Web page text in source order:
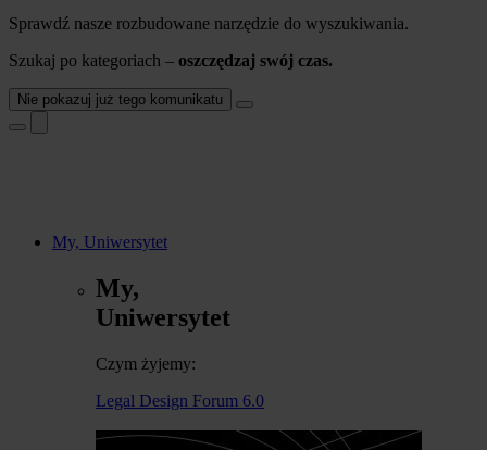
Sprawdź nasze rozbudowane narzędzie do wyszukiwania.
Szukaj po kategoriach – oszczędzaj swój czas.
Nie pokazuj już tego komunikatu
My, Uniwersytet
My,
Uniwersytet
Czym żyjemy:
Legal Design Forum 6.0